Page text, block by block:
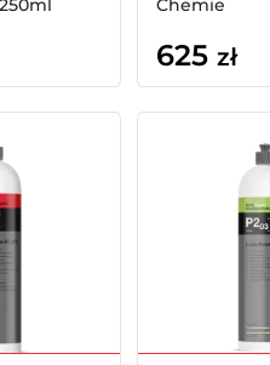
Chemie
625 zł